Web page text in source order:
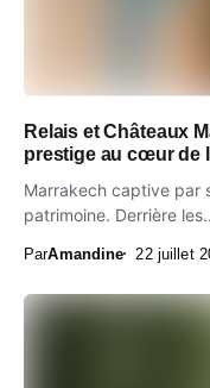
Relais et Châteaux
prestige au cœur de
Marrakech captive par
patrimoine. Derrière
ParAmandine 22 juillet